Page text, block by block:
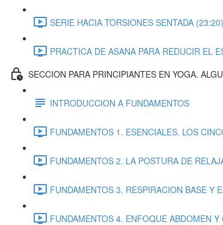
SERIE HACIA TORSIONES SENTADA (23:20)
PRACTICA DE ASANA PARA REDUCIR EL
SECCION PARA PRINCIPIANTES EN YOGA.
INTRODUCCION A FUNDAMENTOS
FUNDAMENTOS 1. ESENCIALES. LOS
FUNDAMENTOS 2. LA POSTURA DE
FUNDAMENTOS 3. RESPIRACION BASE
FUNDAMENTOS 4. ENFOQUE ABDOMEN